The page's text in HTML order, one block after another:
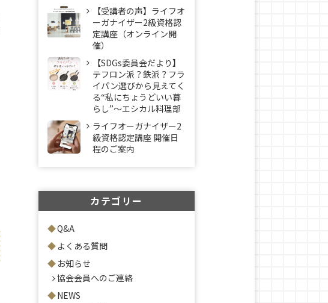
【受講者の声】ライフオ
ーガナイザー2級資格認
定講座（オンライン開
催）
【SDGs委員会だより】
テフロン派？鉄派？フラ
イパン選びから見えてく
る“私にちょうどいい暮
らし”～エシカル料理部
ライフオーガナイザー2
級資格認定講座 開催日
程のご案内
カテゴリー
Q&A
よくある質問
お知らせ
協会会員へのご連絡
NEWS